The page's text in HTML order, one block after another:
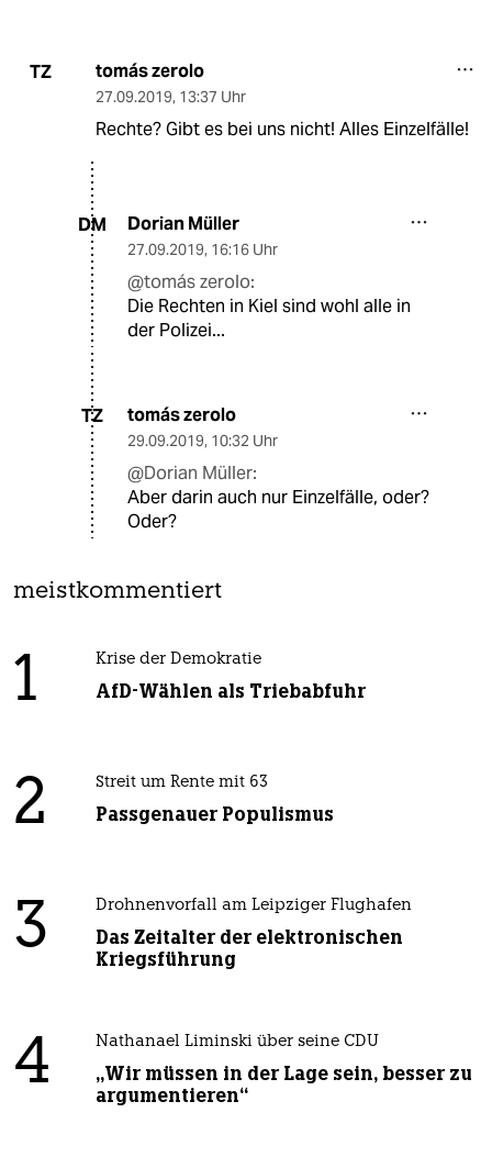
TZ tomás zerolo
27.09.2019, 13:37 Uhr
Rechte? Gibt es bei uns nicht! Alles Einzelfälle!
DM Dorian Müller
27.09.2019, 16:16 Uhr
@tomás zerolo:
Die Rechten in Kiel sind wohl alle in
der Polizei...
TZ tomás zerolo
29.09.2019, 10:32 Uhr
@Dorian Müller:
Aber darin auch nur Einzelfälle, oder?
Oder?
meistkommentiert
1 Krise der Demokratie
AfD-Wählen als Triebabfuhr
2 Streit um Rente mit 63
Passgenauer Populismus
3 Drohnenvorfall am Leipziger Flughafen
Das Zeitalter der elektronischen
Kriegsführung
4 Nathanael Liminski über seine CDU
„Wir müssen in der Lage sein, besser zu
argumentieren“